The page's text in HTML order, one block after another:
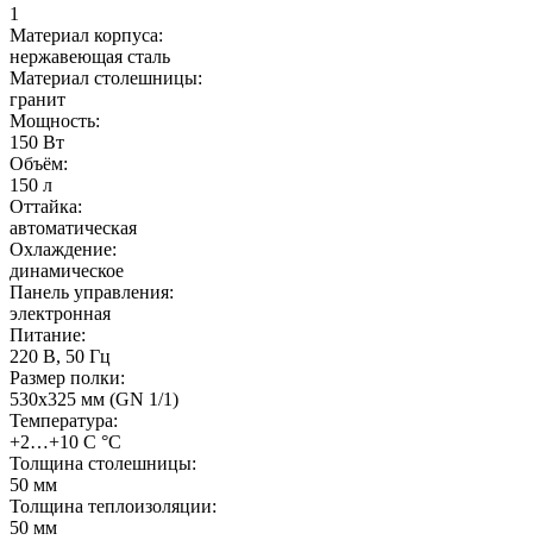
1
Материал корпуса:
нержавеющая сталь
Материал столешницы:
гранит
Мощность:
150 Вт
Объём:
150 л
Оттайка:
автоматическая
Охлаждение:
динамическое
Панель управления:
электронная
Питание:
220 В, 50 Гц
Размер полки:
530х325 мм (GN 1/1)
Температура:
+2…+10 C °С
Толщина столешницы:
50 мм
Толщина теплоизоляции:
50 мм